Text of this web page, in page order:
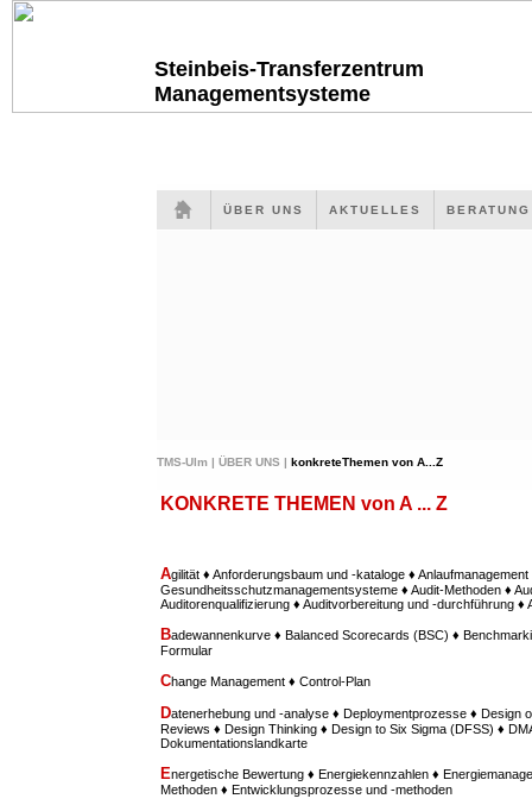
Steinbeis-Transferzentrum
Managementsysteme
ÜBER UNS AKTUELLES
TMS-Ulm | ÜBER UNS | konkreteThemen von A...Z
KONKRETE THEMEN von A ... Z
Agilität ♦ Anforderungsbaum und -kataloge ♦
Gesundheitsschutzmanagementsysteme ♦ Audit-Methoden ♦
Auditorenqualifizierung ♦ Auditvorbereitung und -durchführung ♦
Badewannenkurve ♦ Balanced Scorecards (BSC) ♦
Formular
Change Management ♦ Control-Plan
Datenerhebung und -analyse ♦ Deploymentprozesse ♦ Design
Reviews ♦ Design Thinking ♦ Design to Six Sigma (DFSS) ♦
Dokumentationslandkarte
Energetische Bewertung ♦ Energiekennzahlen ♦
Methoden ♦ Entwicklungsprozesse und -methoden